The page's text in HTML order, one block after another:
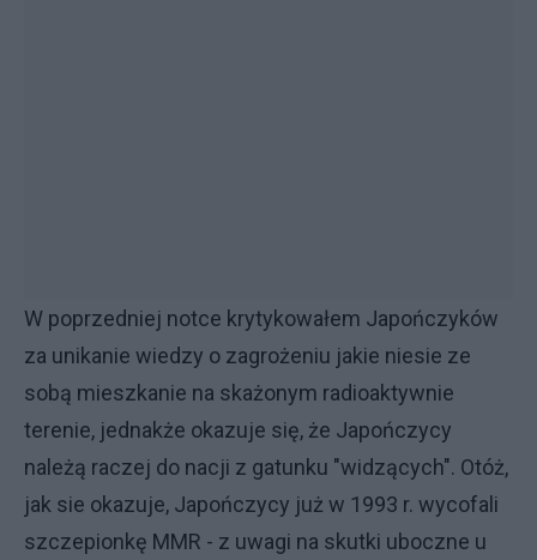
W poprzedniej notce krytykowałem Japończyków
za unikanie wiedzy o zagrożeniu jakie niesie ze
sobą mieszkanie na skażonym radioaktywnie
terenie, jednakże okazuje się, że Japończycy
należą raczej do nacji z gatunku "widzących". Otóż,
jak sie okazuje, Japończycy już w 1993 r. wycofali
szczepionkę MMR - z uwagi na skutki uboczne u